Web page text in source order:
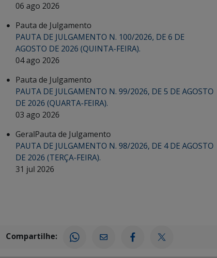
06 ago 2026
Pauta de Julgamento
PAUTA DE JULGAMENTO N. 100/2026, DE 6 DE
AGOSTO DE 2026 (QUINTA-FEIRA).
04 ago 2026
Pauta de Julgamento
PAUTA DE JULGAMENTO N. 99/2026, DE 5 DE AGOSTO
DE 2026 (QUARTA-FEIRA).
03 ago 2026
GeralPauta de Julgamento
PAUTA DE JULGAMENTO N. 98/2026, DE 4 DE AGOSTO
DE 2026 (TERÇA-FEIRA).
31 jul 2026
Compartilhe: